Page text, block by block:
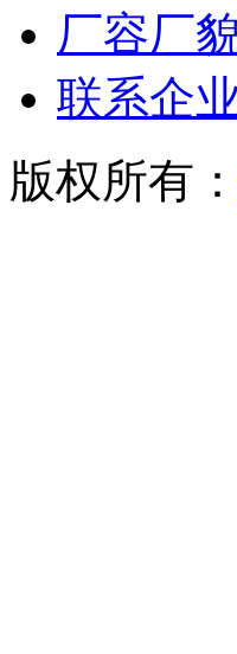
厂容厂
联系企
版权所有：